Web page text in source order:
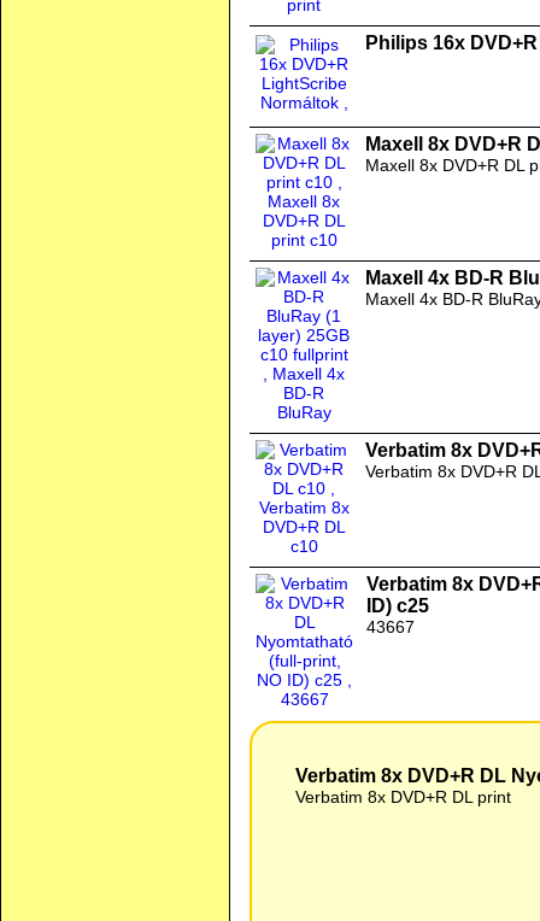
Philips 16x
Maxell 8x DVD+R
Maxell 8x DVD+R DL
Maxell 4x BD-R
Maxell 4x BD-R
Verbatim 8x
Verbatim 8x DVD+R
Verbatim 8x
ID) c25
43667
Verbatim 8x DVD+R DL
Verbatim 8x DVD+R DL print